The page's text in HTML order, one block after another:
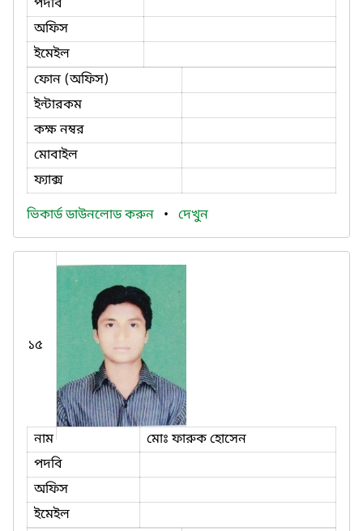
পদবি
অফিস
ইমেইল
ফোন (অফিস)
ইন্টারকম
কক্ষ নম্বর
মোবাইল
ফ্যাক্স
ভিকার্ড ডাউনলোড করুন • দেখুন
১৫
নাম
মোঃ ফারুক হোসেন
পদবি
অফিস
ইমেইল